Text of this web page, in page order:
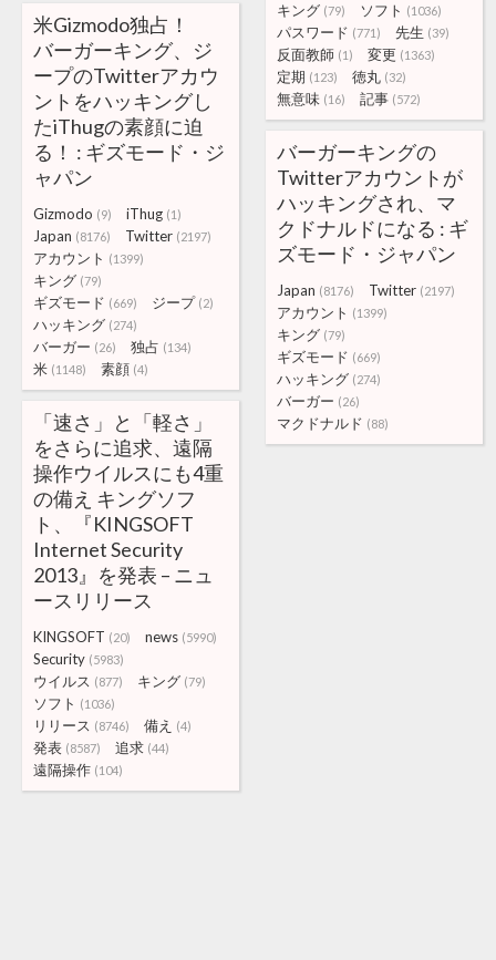
キング (79) ソフト (1036)
パスワード (771) 先生 (39)
反面教師 (1) 変更 (1363)
定期 (123) 徳丸 (32)
無意味 (16) 記事 (572)
米Gizmodo独占！
バーガーキング、ジ
ープのTwitterアカウ
ントをハッキングし
たiThugの素顔に迫
る！ : ギズモード・ジ
ャパン
Gizmodo (9) iThug (1)
Japan (8176) Twitter (2197)
アカウント (1399)
キング (79)
ギズモード (669) ジープ (2)
ハッキング (274)
バーガー (26) 独占 (134)
米 (1148) 素顔 (4)
バーガーキングの
Twitterアカウントが
ハッキングされ、マ
クドナルドになる : ギ
ズモード・ジャパン
Japan (8176) Twitter (2197)
アカウント (1399)
キング (79)
ギズモード (669)
ハッキング (274)
バーガー (26)
マクドナルド (88)
「速さ」と「軽さ」
をさらに追求、遠隔
操作ウイルスにも4重
の備え キングソフ
ト、『KINGSOFT
Internet Security
2013』を発表 – ニュ
ースリリース
KINGSOFT (20) news (5990)
Security (5983)
ウイルス (877) キング (79)
ソフト (1036)
リリース (8746) 備え (4)
発表 (8587) 追求 (44)
遠隔操作 (104)